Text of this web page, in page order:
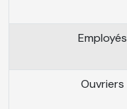
Employés
Ouvriers